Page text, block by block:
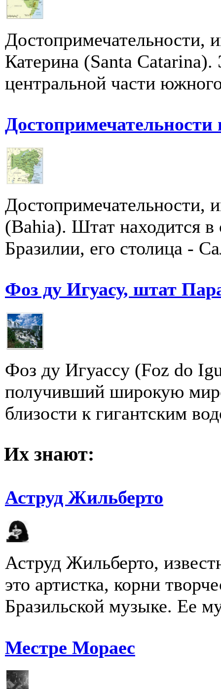
Достопримечательности,
Катерина (Santa Catarina).
центральной части
Достопримечательности,
(Bahia). Штат находится в
Бразилии, его столица -
Фоз ду Игуасу, штат
Фоз ду Игуасcу (Foz dо
получивший широкую
близости к гигантским
Их знают:
Аструд Жильберто
Аструд Жильберто,
это артистка, корни
Бразильской музыке. Ее
Местре Мораес